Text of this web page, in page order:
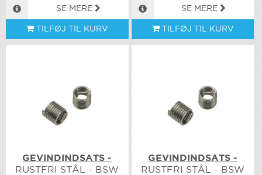
SE MERE
TILFØJ TIL KURV
SE MERE
TILFØJ TIL KURV
GEVINDINDSATS -
RUSTFRI STÅL - BSW
GEVINDINDSATS -
RUSTFRI STÅL - BSW